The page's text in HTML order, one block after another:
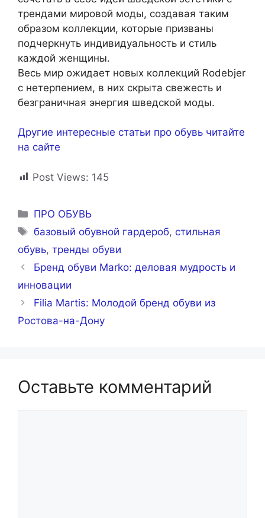
трендами мировой моды, создавая таким
образом коллекции, которые призваны
подчеркнуть индивидуальность и стиль
каждой женщины.
Весь мир ожидает новых коллекций Rodebjer
с нетерпением, в них скрыта свежесть и
безграничная энергия шведской моды.
Другие интересные статьи про обувь читайте
на сайте
Post Views: 145
Рубрики
ПРО ОБУВЬ
Метки
базовый обувной гардероб, стильная
обувь, тренды обуви
Бренд обуви Marko: деловая мудрость и
инновации
Filia Martis: Молодой бренд обуви из
Ростова-на-Дону
Оставьте комментарий